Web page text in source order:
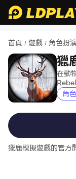
首頁 / 遊戲 / 角色扮
獵
在動
角
獵鹿模擬遊戲的官